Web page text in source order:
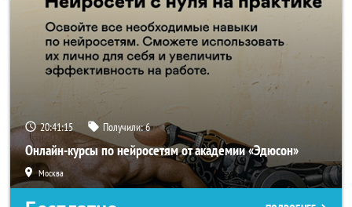
20:41:14 Получили:6
Онлайн-курсы по нейросетям от академии «Эдюсон»
Москва